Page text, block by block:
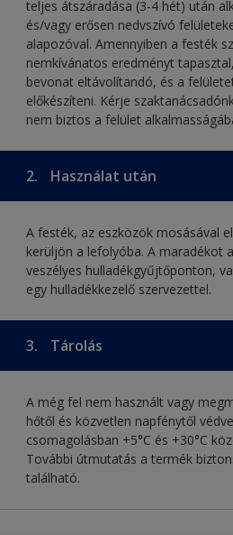
teljes átszáradása (3-4 hét) után
és/vagy erősen nedvszívó
alapozóval. Amennyiben a festék
nemkívánatos eredményt
bevonat eltávolítandó, és a
előkészíteni. Kérje
nem biztos a felület
2. Használat után
A festék, az eszközök mosásával
kerüljön a lefolyóba. A maradékot
veszélyes hulladékgyűjtőponton,
egy hulladékkezelő szervezettel.
3. Tárolás
A még fel nem használt vagy
hőtől és közvetlen napfénytől
csomagolásban +5°C és +30°C
További útmutatás a termék
található.